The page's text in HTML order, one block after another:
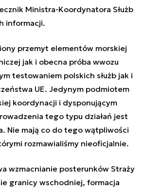
Ministra-Koordynatora Służb
informacji.
przemyt elementów morskiej
jak i obecna próba wwozu
testowaniem polskich służb jak i
UE. Jedynym podmiotem
koordynacji i dysponującym
tego typu działań jest
Nie mają co do tego wątpliwości
rozmawialiśmy nieoficjalnie.
wzmacnianie posterunków Straży
granicy wschodniej, formacja